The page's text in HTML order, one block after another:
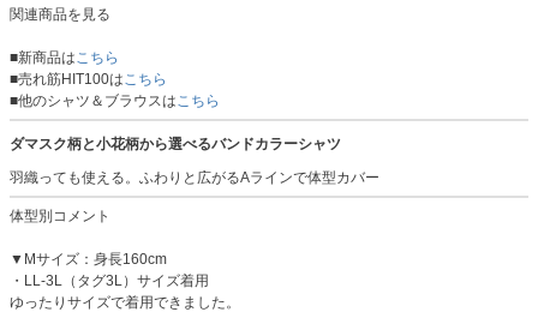
関連商品を見る
■新商品はこちら
■売れ筋HIT100はこちら
■他のシャツ＆ブラウスはこちら
ダマスク柄と小花柄から選べるバンドカラーシャツ
羽織っても使える。ふわりと広がるAラインで体型カバー
体型別コメント
▼Mサイズ：身長160cm
・LL-3L（タグ3L）サイズ着用
ゆったりサイズで着用できました。